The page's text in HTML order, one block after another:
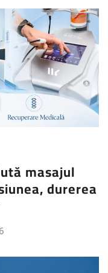
masajul
durerea